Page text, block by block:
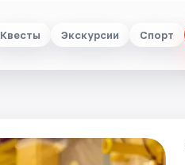
Квесты Экскурсии Спорт